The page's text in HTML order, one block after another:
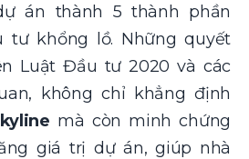
án thành 5 thành phần
tư khổng lồ. Những quyết
Luật Đầu tư 2020 và các
không chỉ khẳng định
mà còn minh chứng
giá trị dự án, giúp nhà